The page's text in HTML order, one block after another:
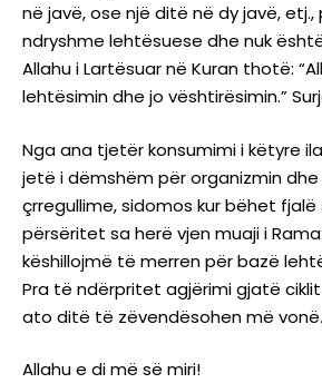
në javë, ose një ditë në dy javë,
ndryshme lehtësuese dhe nuk
Allahu i Lartësuar në Kuran thotë:
lehtësimin dhe jo vështirësimin.”
Nga ana tjetër konsumimi i këtyre
jetë i dëmshëm për organizmin
çrregullime, sidomos kur bëhet
përsëritet sa herë vjen muaji i
këshillojmë të merren për bazë
Pra të ndërpritet agjërimi gjatë
ato ditë të zëvendësohen më vonë.
Allahu e di më së miri!